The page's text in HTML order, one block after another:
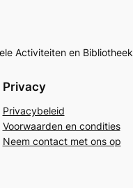
Activiteiten en Bibliotheek
Privacy
Privacybeleid
Voorwaarden en condities
Neem contact met ons op